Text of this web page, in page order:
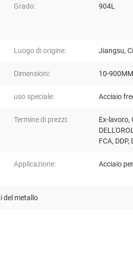
Grado: 904L
Luogo di origine: Jiangsu,
Dimensioni: 10-900MM
uso speciale: Acciaio
Termine di prezzi:
Ex-lavoro,
FCA, DDP,
Applicazione: Acciaio
del metallo